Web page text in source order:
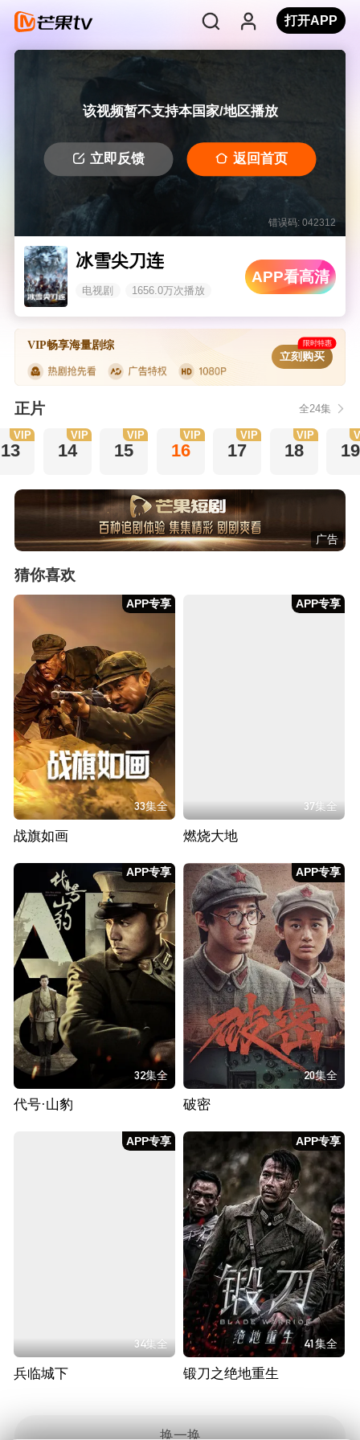
打开APP
该视频暂不支持本国家/地区播放
立即反馈 返回首页
错误码: 042312
冰雪尖刀连
电视剧 1656.0万次播放
APP看高清
VIP畅享海量剧综 限时特惠
立刻购买
正片 全24集
13
VIP
14
VIP
15
VIP
16
VIP
17
VIP
18
VIP
19
广告
猜你喜欢
APP专享
33集全
战旗如画
APP专享
37集全
燃烧大地
APP专享
32集全
代号·山豹
APP专享
20集全
破密
APP专享
34集全
兵临城下
APP专享
41集全
锻刀之绝地重生
换一换